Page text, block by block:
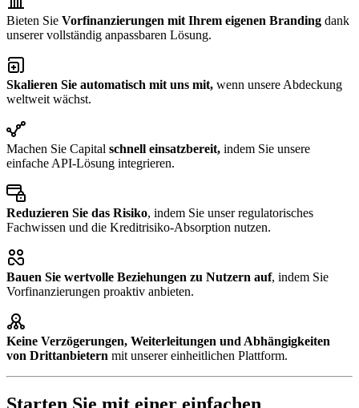
​Bieten Sie ​ ​Vorfinanzierungen mit Ihrem eigenen Branding​ ​ dank
unserer vollständig anpassbaren Lösung​.
Skalieren Sie automatisch mit uns mit, ​ wenn unsere Abdeckung
weltweit wächst.​
Machen Sie Capital ​ schnell einsatzbereit,​ indem Sie unsere
einfache API-Lösung integrieren.
Reduzieren Sie das Risiko​​, indem Sie unser regulatorisches
Fachwissen und die Kreditrisiko-Absorption nutzen​.
Bauen Sie wertvolle Beziehungen zu Nutzern auf​​, indem Sie
Vorfinanzierungen proaktiv anbieten​.
Keine Verzögerungen, Weiterleitungen und Abhängigkeiten
von Drittanbietern mit unserer einheitlichen Plattform.
Starten Sie mit einer einfachen